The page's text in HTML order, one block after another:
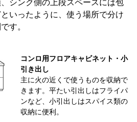
シンク側の上段スペースには包
いったように、使う場所で分け
す。
コンロ用フロアキャビネット・小
引き出し
主に火の近くで使うものを収納で
きます。平たい引出しはフライパ
ンなど、小引出しはスパイス類の
収納に便利。